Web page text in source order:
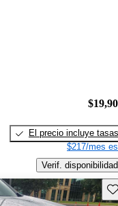
El precio incluye tasas
$217/mes
Verif. disponibilidad